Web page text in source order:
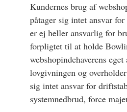
Kundernes brug af
påtager sig intet ansvar
er ej heller ansvarlig for
forpligtet til at holde
webshopindehaverens
lovgivningen og
sig intet ansvar for
systemnedbrud, force